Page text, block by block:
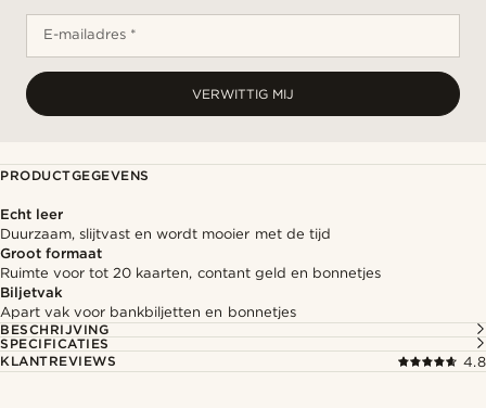
E-mailadres *
VERWITTIG MIJ
PRODUCTGEGEVENS
Echt leer
Duurzaam, slijtvast en wordt mooier met de tijd
Groot formaat
Ruimte voor tot 20 kaarten, contant geld en bonnetjes
Biljetvak
Apart vak voor bankbiljetten en bonnetjes
BESCHRIJVING
SPECIFICATIES
KLANTREVIEWS
4.8